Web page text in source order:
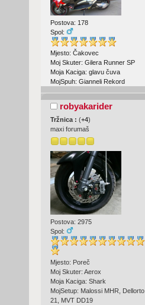
Postova: 178
Spol:
Mjesto: Čakovec
Moj Skuter: Gilera Runner SP
Moja Kaciga: glavu čuva
MojSpuh: Gianneli Rekord
robyakarider
Tržnica : (+4)
maxi forumaš
Postova: 2975
Spol:
Mjesto: Poreč
Moj Skuter: Aerox
Moja Kaciga: Shark
MojSetup: Malossi MHR, Dellorto
21, MVT DD19